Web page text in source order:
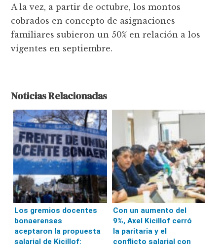
A la vez, a partir de octubre, los montos
cobrados en concepto de asignaciones
familiares subieron un 50% en relación a los
vigentes en septiembre.
Noticias Relacionadas
Los gremios docentes
bonaerenses
aceptaron la propuesta
salarial de Kicillof:
Con un aumento del
9%, Axel Kicillof cerró
la paritaria y el
conflicto salarial con